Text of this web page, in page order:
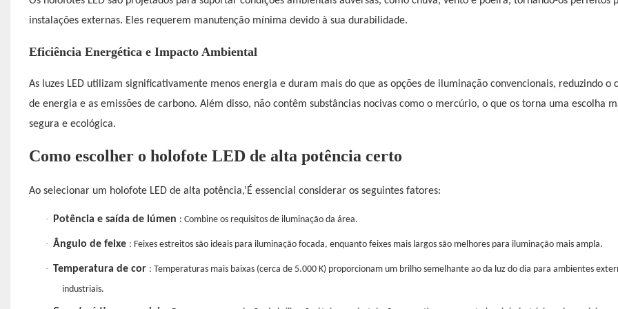
instalações externas. Eles requerem manutenção mínima devido à sua durabilidade.
Eficiência Energética e Impacto Ambiental
As luzes LED utilizam significativamente menos energia e duram mais do que as opções de iluminação convencionais, reduzindo o
de energia e as emissões de carbono. Além disso, não contêm substâncias nocivas como o mercúrio, o que os torna uma escolha
segura e ecológica.
Como escolher o holofote LED de alta potência certo
Ao selecionar um holofote LED de alta potência,’É essencial considerar os seguintes fatores:
· Potência e saída de lúmen : Combine os requisitos de iluminação da área.
· Ângulo de feixe : Feixes estreitos são ideais para iluminação focada, enquanto feixes mais largos são melhores para iluminação mais ampla.
· Temperatura de cor : Temperaturas mais baixas (cerca de 5.000 K) proporcionam um brilho semelhante ao da luz do dia para ambientes
industriais.